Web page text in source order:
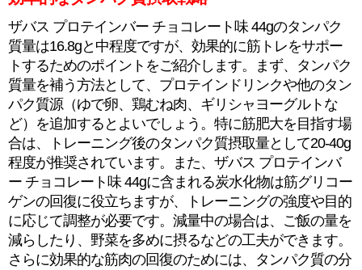
ザバス プロテインバー チョコレート味 44gのタンパク
質量は16.8gと中程度ですが、効果的に筋トレをサポー
トするためのポイントをご紹介します。まず、タンパク
質量を補う方法として、プロテインドリンクや他のタン
パク質源（ゆで卵、鶏むね肉、ギリシャヨーグルトな
ど）を追加するとよいでしょう。特に筋肥大を目指す場
合は、トレーニング後のタンパク質摂取量として20-40g
程度が推奨されています。また、ザバス プロテインバ
ー チョコレート味 44gに含まれる炭水化物は筋グリコー
ゲンの回復に役立ちますが、トレーニングの強度や目的
に応じて調整が必要です。減量中の場合は、ご飯の量を
減らしたり、野菜を多めに摂るなどの工夫ができます。
さらに効果的な筋肉の回復のためには、タンパク質の分